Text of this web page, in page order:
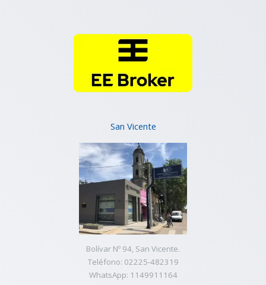
San Vicente
Bolívar Nº 94, San Vicente.
Teléfono: 02225-482319
WhatsApp: 1149911164